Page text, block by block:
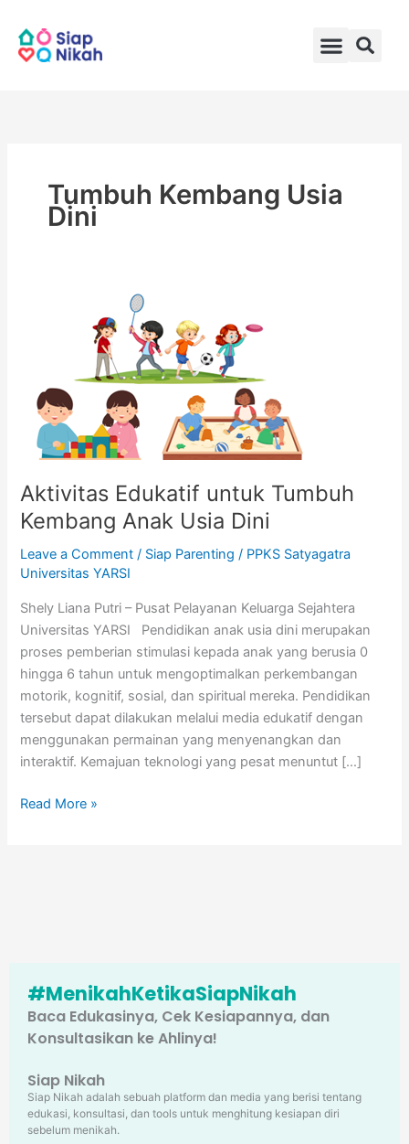
content
Tumbuh Kembang Usia
Dini
Aktivitas Edukatif untuk Tumbuh
Kembang Anak Usia Dini
Leave a Comment / Siap Parenting / PPKS Satyagatra
Universitas YARSI
Shely Liana Putri – Pusat Pelayanan Keluarga Sejahtera
Universitas YARSI Pendidikan anak usia dini merupakan
proses pemberian stimulasi kepada anak yang berusia 0
hingga 6 tahun untuk mengoptimalkan perkembangan
motorik, kognitif, sosial, dan spiritual mereka. Pendidikan
tersebut dapat dilakukan melalui media edukatif dengan
menggunakan permainan yang menyenangkan dan
interaktif. Kemajuan teknologi yang pesat menuntut […]
Kembang
Anak
Usia
Dini
Read More »
#MenikahKetikaSiapNikah
Baca Edukasinya, Cek Kesiapannya, dan
Konsultasikan ke Ahlinya!
Siap Nikah
Siap Nikah adalah sebuah platform dan media yang berisi tentang
edukasi, konsultasi, dan tools untuk menghitung kesiapan diri
sebelum menikah.